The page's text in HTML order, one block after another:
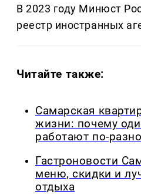
В 2023 году Минюст
реестр иностранных
Читайте также:
Самарская
жизни: почему
работают по-
Гастроновости
меню, скидки и
отдыха